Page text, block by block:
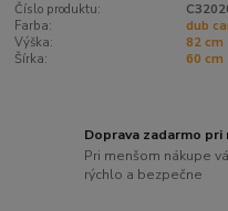
Číslo produktu:
Farba:
dub
Výška:
82 cm
Šírka:
60 cm
Doprava zadarmo pri
Pri menšom nákupe
rýchlo a bezpečne